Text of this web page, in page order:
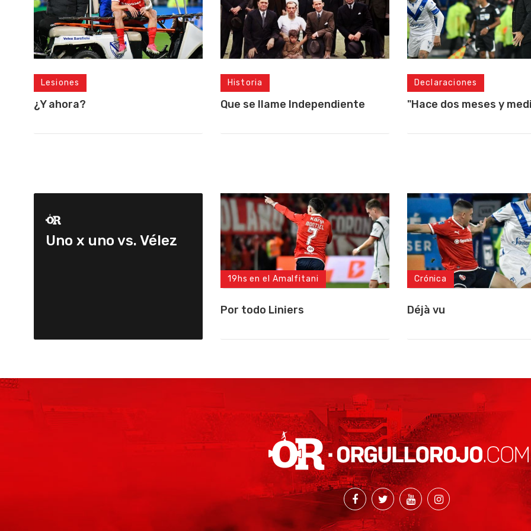
Lesiones
¿Y ahora?
Historia
Que se llame Independiente
Declaraciones
"Hace dos meses y
Uno x uno vs. Vélez
19hs en el Amalfitani
Por todo Liniers
Crónica
Déjà vu